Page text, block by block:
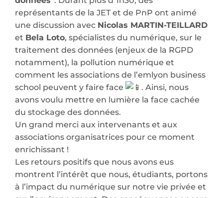
représentants de la JET et de PnP ont animé
une discussion avec Nicolas MARTIN-TEILLARD
et Bela Loto, spécialistes du numérique, sur le
traitement des données (enjeux de la RGPD
notamment), la pollution numérique et
comment les associations de l’emlyon business
school peuvent y faire face
. Ainsi, nous
avons voulu mettre en lumière la face cachée
du stockage des données.
Un grand merci aux intervenants et aux
associations organisatrices pour ce moment
enrichissant !
Les retours positifs que nous avons eus
montrent l’intérêt que nous, étudiants, portons
à l’impact du numérique sur notre vie privée et